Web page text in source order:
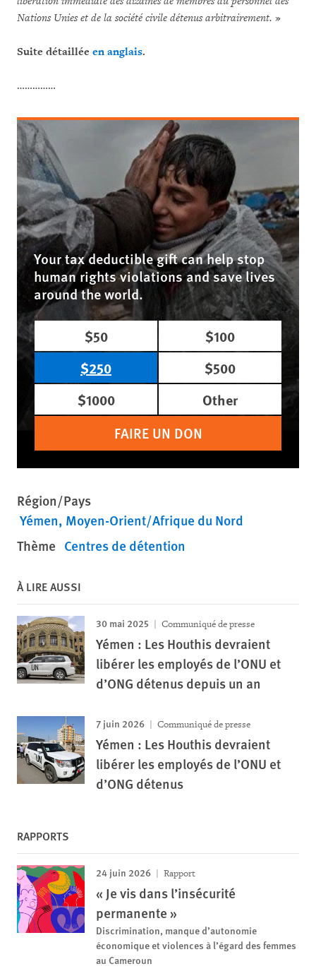
Nations Unies et de la société civile détenus arbitrairement. »
Suite détaillée en anglais.
……………
Your tax deductible gift can help stop
human rights violations and save lives
around the world.
$50
$100
$250
$500
$1000
Other
FAIRE UN DON
Région/Pays
Yémen Moyen-Orient/Afrique du Nord
Thème Centres de détention
À LIRE AUSSI
30 mai 2025 Communiqué de presse
Yémen : Les Houthis devraient
libérer les employés de l’ONU et
d’ONG détenus depuis un an
7 juin 2026 Communiqué de presse
Yémen : Les Houthis devraient
libérer les employés de l’ONU et
d’ONG détenus
RAPPORTS
24 juin 2026 Rapport
« Je vis dans l’insécurité
permanente »
Discrimination, manque d’autonomie
économique et violences à l’égard des femmes
au Cameroun